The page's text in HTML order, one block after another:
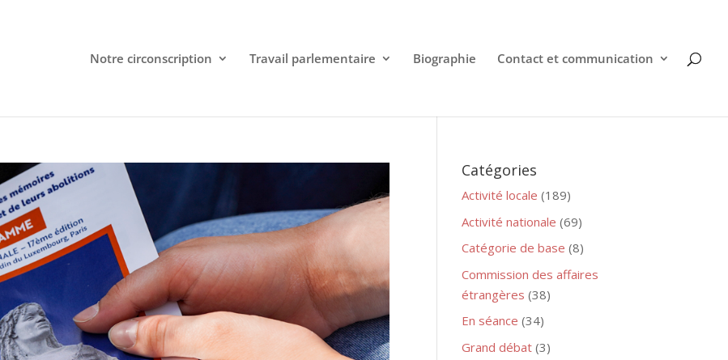
Notre circonscription Travail parlementaire Biographie Contact et communication
Catégories
Activité locale (189)
Activité nationale (69)
Catégorie de base (8)
Commission des affaires
étrangères (38)
En séance (34)
Grand débat (3)